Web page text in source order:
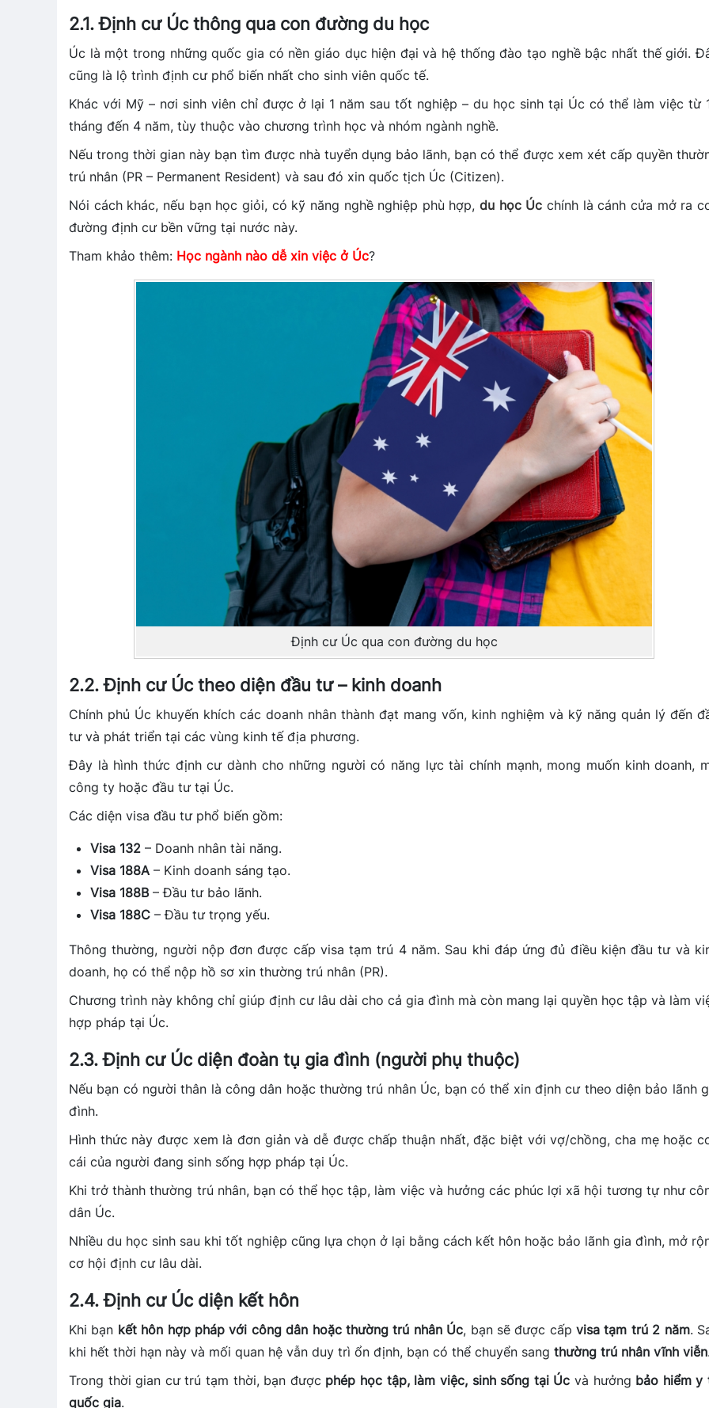
2.1. Định cư Úc thông qua con đường du học
Úc là một trong những quốc gia có nền giáo dục hiện đại và hệ thống đào tạo nghề bậc nhất thế giới.
cũng là lộ trình định cư phổ biến nhất cho sinh viên quốc tế.
Khác với Mỹ – nơi sinh viên chỉ được ở lại 1 năm sau tốt nghiệp – du học sinh tại Úc có thể làm việc từ
tháng đến 4 năm, tùy thuộc vào chương trình học và nhóm ngành nghề.
Nếu trong thời gian này bạn tìm được nhà tuyển dụng bảo lãnh, bạn có thể được xem xét cấp quyền
trú nhân (PR – Permanent Resident) và sau đó xin quốc tịch Úc (Citizen).
Nói cách khác, nếu bạn học giỏi, có kỹ năng nghề nghiệp phù hợp,du học Úc chính là cánh cửa mở ra
đường định cư bền vững tại nước này.
Tham khảo thêm: Học ngành nào dễ xin việc ở Úc?
Định cư Úc qua con đường du học
2.2. Định cư Úc theo diện đầu tư – kinh doanh
Chính phủ Úc khuyến khích các doanh nhân thành đạt mang vốn, kinh nghiệm và kỹ năng quản lý đến
tư và phát triển tại các vùng kinh tế địa phương.
Đây là hình thức định cư dành cho những người có năng lực tài chính mạnh, mong muốn kinh doanh,
công ty hoặc đầu tư tại Úc.
Các diện visa đầu tư phổ biến gồm:
Visa 132 – Doanh nhân tài năng.
Visa 188A – Kinh doanh sáng tạo.
Visa 188B– Đầu tư bảo lãnh.
Visa 188C – Đầu tư trọng yếu.
Thông thường, người nộp đơn được cấp visa tạm trú 4 năm. Sau khi đáp ứng đủ điều kiện đầu tư và
doanh, họ có thể nộp hồ sơ xin thường trú nhân (PR).
Chương trình này không chỉ giúp định cư lâu dài cho cả gia đình mà còn mang lại quyền học tập và làm
hợp pháp tại Úc.
2.3. Định cư Úc diện đoàn tụ gia đình (người phụ thuộc)
Nếu bạn có người thân là công dân hoặc thường trú nhân Úc, bạn có thể xin định cư theo diện bảo lãnh
đình.
Hình thức này được xem là đơn giản và dễ được chấp thuận nhất, đặc biệt với vợ/chồng, cha mẹ hoặc
cái của người đang sinh sống hợp pháp tại Úc.
Khi trở thành thường trú nhân, bạn có thể học tập, làm việc và hưởng các phúc lợi xã hội tương tự như
dân Úc.
Nhiều du học sinh sau khi tốt nghiệp cũng lựa chọn ở lại bằng cách kết hôn hoặc bảo lãnh gia đình, mở
cơ hội định cư lâu dài.
2.4. Định cư Úc diện kết hôn
Khi bạn kết hôn hợp pháp với công dân hoặc thường trú nhân Úc, bạn sẽ được cấpvisa tạm trú 2 năm.
khi hết thời hạn này và mối quan hệ vẫn duy trì ổn định, bạn có thể chuyển sang thường trú nhân vĩnh viễn.
Trong thời gian cư trú tạm thời, bạn được phép học tập, làm việc, sinh sống tại Úc và hưởng bảo hiểm y
quốc gia.